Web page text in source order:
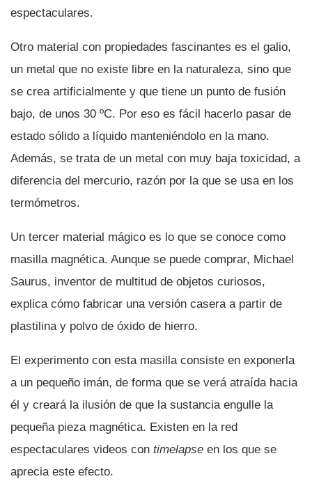
espectaculares.
Otro material con propiedades fascinantes es el galio,
un metal que no existe libre en la naturaleza, sino que
se crea artificialmente y que tiene un punto de fusión
bajo, de unos 30 ºC. Por eso es fácil hacerlo pasar de
estado sólido a lí­quido manteniéndolo en la mano.
Además, se trata de un metal con muy baja toxicidad, a
diferencia del mercurio, razón por la que se usa en los
termómetros.
Un tercer material mágico es lo que se conoce como
masilla magnética. Aunque se puede comprar, Michael
Saurus, inventor de multitud de objetos curiosos,
explica cómo fabricar una versión casera a partir de
plastilina y polvo de óxido de hierro.
El experimento con esta masilla consiste en exponerla
a un pequeño imán, de forma que se verá atraí­da hacia
él y creará la ilusión de que la sustancia engulle la
pequeña pieza magnética. Existen en la red
espectaculares videos con timelapse en los que se
aprecia este efecto.